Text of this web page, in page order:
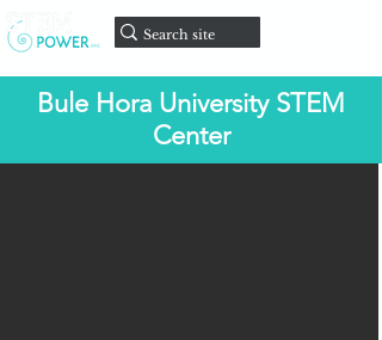
Bule Hora University STEM
Center